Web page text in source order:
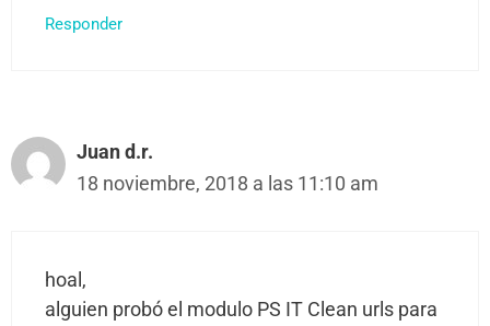
Responder
Juan d.r.
18 noviembre, 2018 a las 11:10 am
hoal,
alguien probó el modulo PS IT Clean urls para